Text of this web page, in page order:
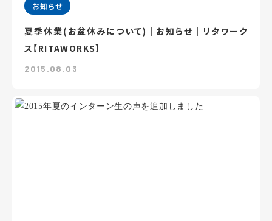
お知らせ
夏季休業(お盆休みについて)｜お知らせ｜リタワーク
ス【RITAWORKS】
2015.08.03